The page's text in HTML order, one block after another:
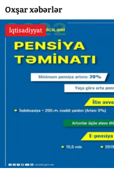
Oxşar xəbərlər
İqtisadiyyat